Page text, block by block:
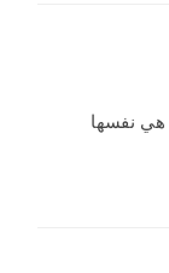
هي نفسها